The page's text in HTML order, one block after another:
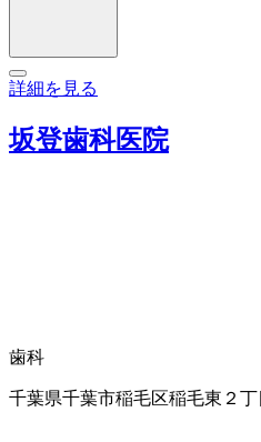
詳細を見る
坂登歯科医院
歯科
千葉県千葉市稲毛区稲毛東２丁